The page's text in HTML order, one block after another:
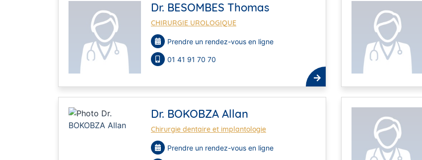
Dr. BESOMBES Thomas
CHIRURGIE UROLOGIQUE
Prendre un rendez-vous en ligne
01 41 91 70 70
Dr. BOKOBZA Allan
Chirurgie dentaire et implantologie
Prendre un rendez-vous en ligne